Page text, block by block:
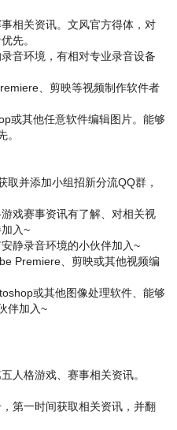
相关资讯。文风官方得体，对
先。
音环境，有相对专业录音设备
、剪映等视频制作软件者
或其他任意软件编辑图片。能够
并添加小组招新分流QQ群，
戏赛事资讯有了解、对相关视
入~
静录音环境的小伙伴加入~
Premiere、剪映或其他视频编
或其他图像处理软件、能够
伴加入~
人格游戏、赛事相关资讯。
第一时间获取相关资讯，并翻